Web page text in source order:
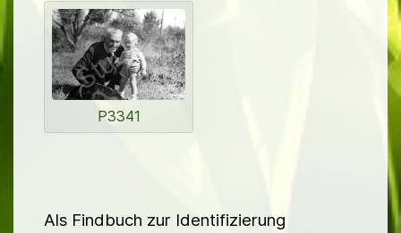
P3341
Als Findbuch zur Identifizierung